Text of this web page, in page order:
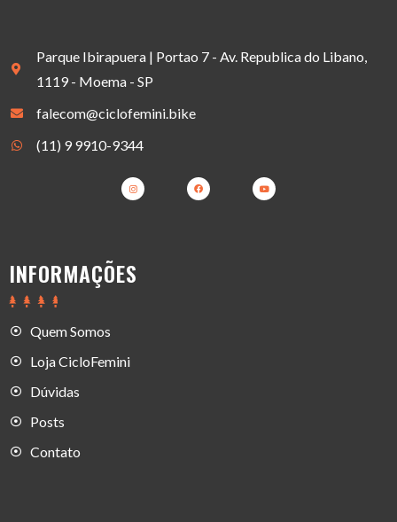
Parque Ibirapuera | Portao 7 - Av. Republica do Libano,
1119 - Moema - SP
falecom@ciclofemini.bike
(11) 9 9910-9344
INFORMAÇÕES
Quem Somos
Loja CicloFemini
Dúvidas
Posts
Contato